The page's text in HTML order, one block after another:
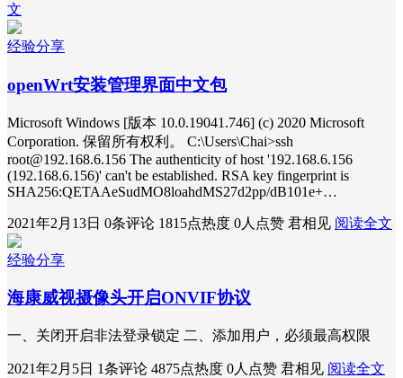
文
经验分享
openWrt安装管理界面中文包
Microsoft Windows [版本 10.0.19041.746] (c) 2020 Microsoft
Corporation. 保留所有权利。 C:\Users\Chai>ssh
root@192.168.6.156 The authenticity of host '192.168.6.156
(192.168.6.156)' can't be established. RSA key fingerprint is
SHA256:QETAAeSudMO8loahdMS27d2pp/dB101e+…
2021年2月13日 0条评论 1815点热度 0人点赞 君相见 阅读全文
经验分享
海康威视摄像头开启ONVIF协议
一、关闭开启非法登录锁定 二、添加用户，必须最高权限
2021年2月5日 1条评论 4875点热度 0人点赞 君相见 阅读全文